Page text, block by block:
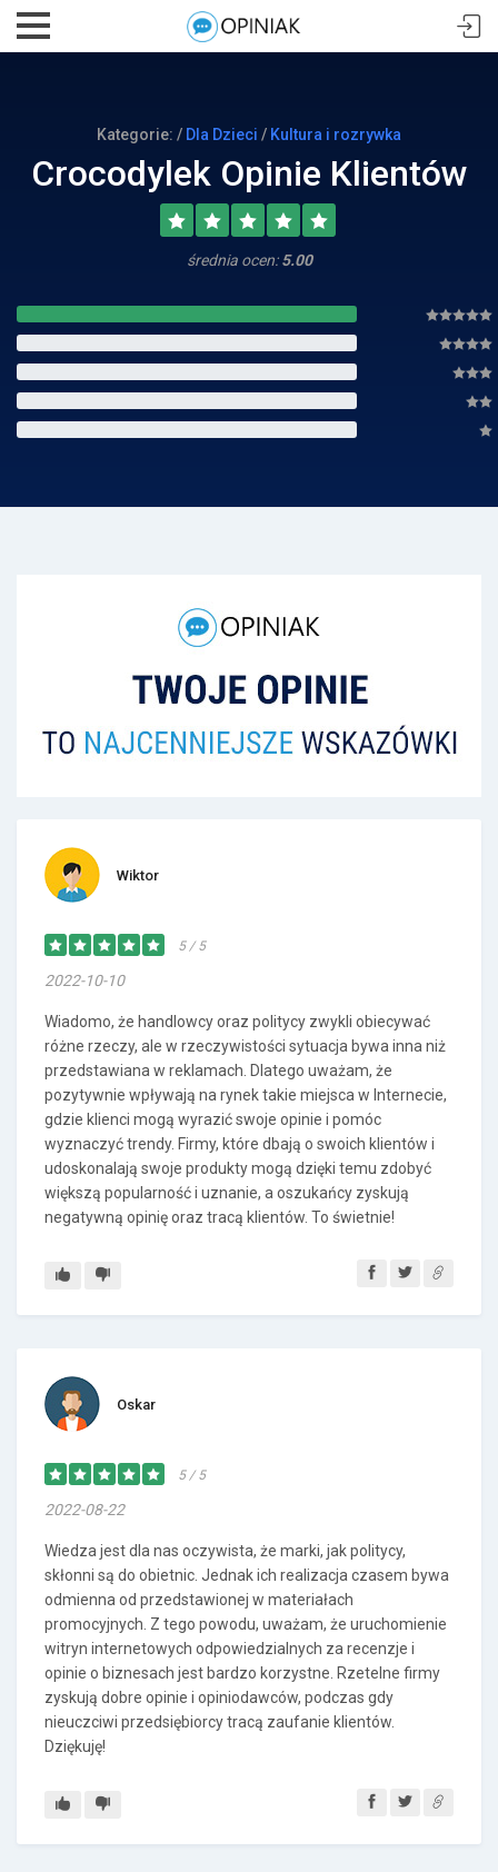
Kategorie: / Dla Dzieci / Kultura i rozrywka
Crocodylek Opinie Klientów
średnia ocen:5.00
Wiktor
5 / 5
2022-10-10
Wiadomo, że handlowcy oraz politycy zwykli obiecywać
różne rzeczy, ale w rzeczywistości sytuacja bywa inna niż
przedstawiana w reklamach. Dlatego uważam, że
pozytywnie wpływają na rynek takie miejsca w Internecie,
gdzie klienci mogą wyrazić swoje opinie i pomóc
wyznaczyć trendy. Firmy, które dbają o swoich klientów i
udoskonalają swoje produkty mogą dzięki temu zdobyć
większą popularność i uznanie, a oszukańcy zyskują
negatywną opinię oraz tracą klientów. To świetnie!
Oskar
5 / 5
2022-08-22
Wiedza jest dla nas oczywista, że marki, jak politycy,
skłonni są do obietnic. Jednak ich realizacja czasem bywa
odmienna od przedstawionej w materiałach
promocyjnych. Z tego powodu, uważam, że uruchomienie
witryn internetowych odpowiedzialnych za recenzje i
opinie o biznesach jest bardzo korzystne. Rzetelne firmy
zyskują dobre opinie i opiniodawców, podczas gdy
nieuczciwi przedsiębiorcy tracą zaufanie klientów.
Dziękuję!